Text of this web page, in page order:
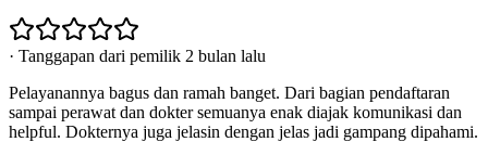
· Tanggapan dari pemilik 2 bulan lalu
Pelayanannya bagus dan ramah banget. Dari bagian pendaftaran
sampai perawat dan dokter semuanya enak diajak komunikasi dan
helpful. Dokternya juga jelasin dengan jelas jadi gampang dipahami.